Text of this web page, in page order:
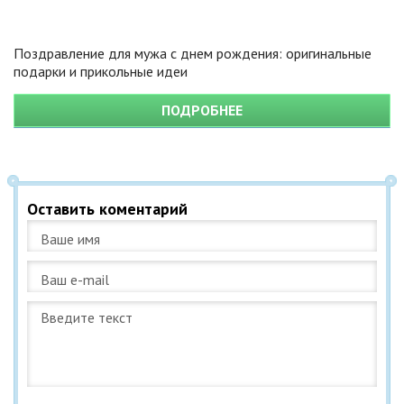
Поздравление для мужа с днем рождения: оригинальные
подарки и прикольные идеи
ПОДРОБНЕЕ
Оставить коментарий